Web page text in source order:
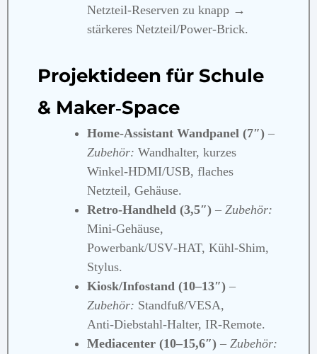
Netzteil‑Reserven zu knapp →
stärkeres Netzteil/Power‑Brick.
Projektideen für Schule
& Maker‑Space
Home‑Assistant Wandpanel (7″) –
Zubehör: Wandhalter, kurzes
Winkel‑HDMI/USB, flaches
Netzteil, Gehäuse.
Retro‑Handheld (3,5″) –Zubehör:
Mini‑Gehäuse,
Powerbank/USV‑HAT, Kühl‑Shim,
Stylus.
Kiosk/Infostand (10–13″) –
Zubehör: Standfuß/VESA,
Anti‑Diebstahl‑Halter, IR‑Remote.
Mediacenter (10–15,6″) –Zubehör: